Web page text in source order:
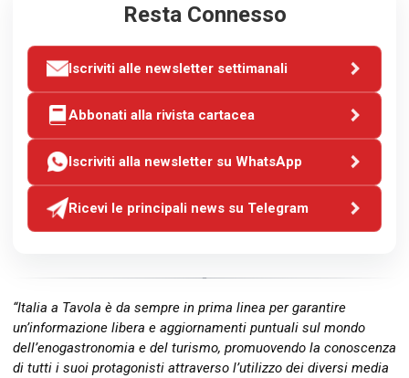
Resta Connesso
Iscriviti alle newsletter settimanali
Abbonati alla rivista cartacea
Iscriviti alla newsletter su WhatsApp
Ricevi le principali news su Telegram
“Italia a Tavola è da sempre in prima linea per garantire
un’informazione libera e aggiornamenti puntuali sul mondo
dell’enogastronomia e del turismo, promuovendo la conoscenza
di tutti i suoi protagonisti attraverso l’utilizzo dei diversi media